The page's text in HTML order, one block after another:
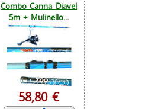
Combo Canna Diavel
5m + Mulinello...
58,80 €